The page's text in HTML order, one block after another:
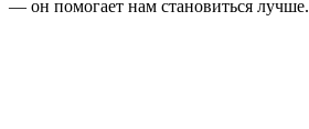
— он помогает нам становиться лучше.